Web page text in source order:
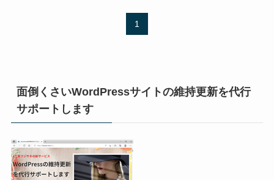
1
面倒くさいWordPressサイトの維持更新を代行
サポートします